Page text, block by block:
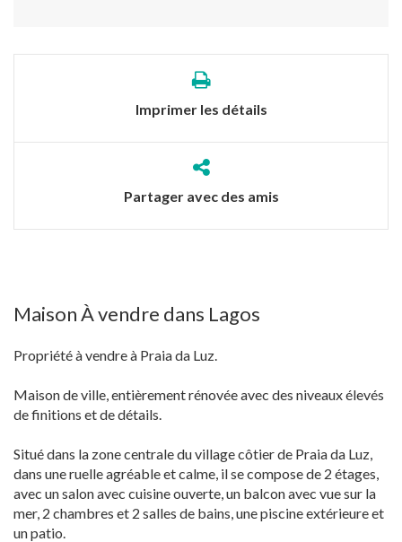
Imprimer les détails
Partager avec des amis
Maison À vendre dans Lagos
Propriété à vendre à Praia da Luz.
Maison de ville, entièrement rénovée avec des niveaux élevés
de finitions et de détails.
Situé dans la zone centrale du village côtier de Praia da Luz,
dans une ruelle agréable et calme, il se compose de 2 étages,
avec un salon avec cuisine ouverte, un balcon avec vue sur la
mer, 2 chambres et 2 salles de bains, une piscine extérieure et
un patio.